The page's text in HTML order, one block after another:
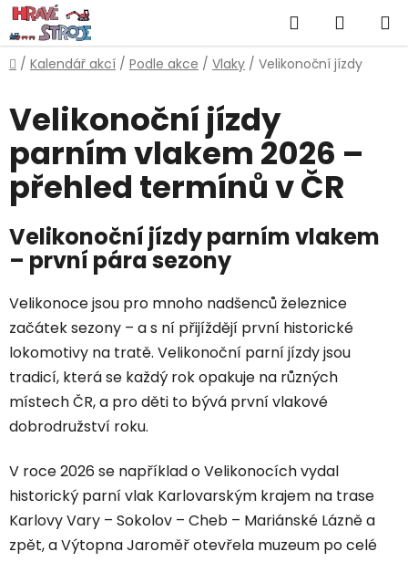
Přejít
na
obsah
Hledat
KOŠÍK
Domů
/ Kalendář akcí / Podle akce / Vlaky / Velikonoční jízdy
Velikonoční jízdy
parním vlakem 2026 –
přehled termínů v ČR
Velikonoční jízdy parním vlakem
– první pára sezony
Velikonoce jsou pro mnoho nadšenců železnice
začátek sezony – a s ní přijíždějí první historické
lokomotivy na tratě. Velikonoční parní jízdy jsou
tradicí, která se každý rok opakuje na různých
místech ČR, a pro děti to bývá první vlakové
dobrodružství roku.
V roce 2026 se například o Velikonocích vydal
historický parní vlak Karlovarským krajem na trase
Karlovy Vary – Sokolov – Cheb – Mariánské Lázně a
zpět, a Výtopna Jaroměř otevřela muzeum po celé